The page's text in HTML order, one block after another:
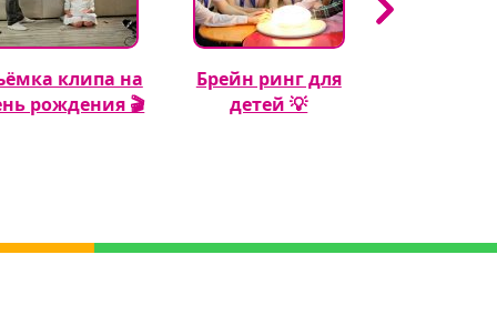
клипа на
рождения 🎬
Брейн ринг для
детей 💡